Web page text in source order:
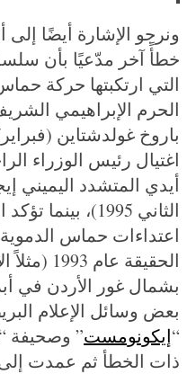
ونرجو الإشارة أيضًا
خطأً آخر مدّعيًا بأن
التي ارتكبتها حركة
الحرم الإبراهيمي
اغتيال رئيس الوزراء
أيدي المتشدد اليميني
الثاني 1995)،
اعتداءات حماس
الحقيقة
بعض وسائل الإعلام
“إيكونومست” وصحيفة “
ذات الخطأ ثم عمدت
o
r
: